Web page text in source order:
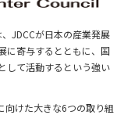
JDCCが日本の産業発展
に寄与するとともに、国
して活動するという強い
向けた大きな6つの取り組